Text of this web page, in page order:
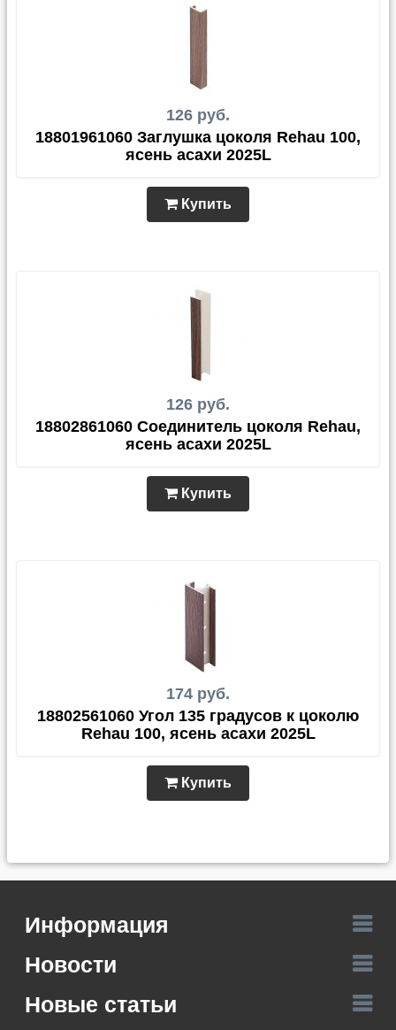
126 руб.
18801961060 Заглушка цоколя Rehau 100,
ясень асахи 2025L
Купить
126 руб.
18802861060 Соединитель цоколя Rehau,
ясень асахи 2025L
Купить
174 руб.
18802561060 Угол 135 градусов к цоколю
Rehau 100, ясень асахи 2025L
Купить
Информация
Новости
Новые статьи